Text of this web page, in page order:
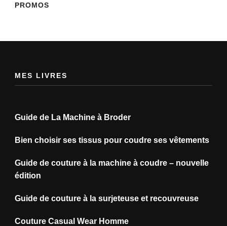
PROMOS
MES LIVRES
Guide de La Machine à Broder
Bien choisir ses tissus pour coudre ses vêtements
Guide de couture à la machine à coudre – nouvelle
édition
Guide de couture à la surjeteuse et recouvreuse
Couture Casual Wear Homme